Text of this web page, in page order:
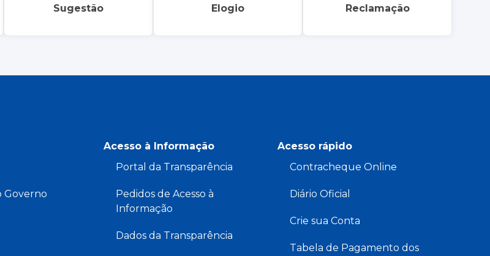
Sugestão Elogio Reclamação
Governo
Acesso à Informação
Portal da Transparência
Pedidos de Acesso à
Informação
Dados da Transparência
Acesso rápido
Contracheque Online
Diário Oficial
Crie sua Conta
Tabela de Pagamento dos